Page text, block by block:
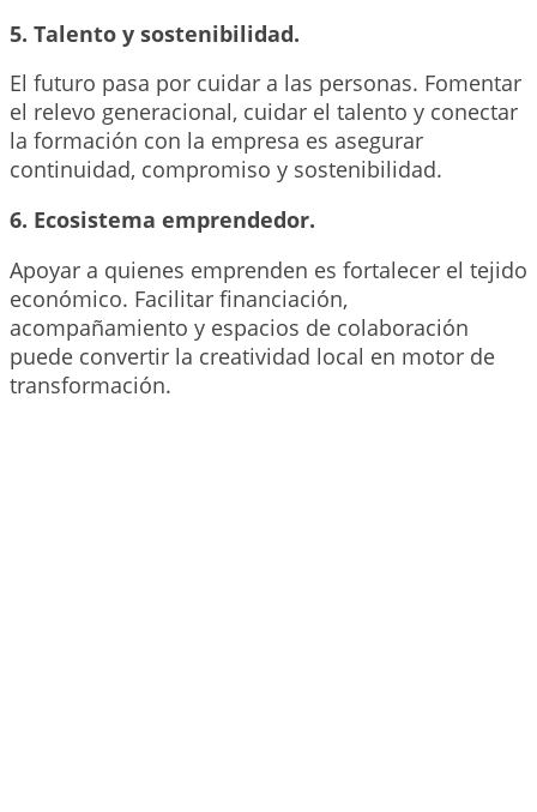
5. Talento y sostenibilidad.
El futuro pasa por cuidar a las personas. Fomentar
el relevo generacional, cuidar el talento y conectar
la formación con la empresa es asegurar
continuidad, compromiso y sostenibilidad.
6. Ecosistema emprendedor.
Apoyar a quienes emprenden es fortalecer el tejido
económico. Facilitar financiación,
acompañamiento y espacios de colaboración
puede convertir la creatividad local en motor de
transformación.